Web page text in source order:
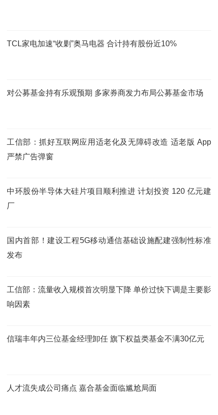
TCL家电加速“收剿”奥马电器 合计持有股份近10%
对公募基金持有乐观预期 多家券商发力布局公募基金市场
工信部：抓好互联网应用适老化及无障碍改造 适老版 App
严禁广告弹窗
中环股份半导体大硅片项目顺利推进 计划投资 120 亿元建
厂
国内首部！建设工程5G移动通信基础设施配建强制性标准
发布
工信部：流量收入规模首次明显下降 单价过快下调是主要影
响因素
信瑞丰年内三位基金经理卸任 旗下权益类基金不满30亿元
人才流失成公司痛点 嘉合基金面临尴尬局面